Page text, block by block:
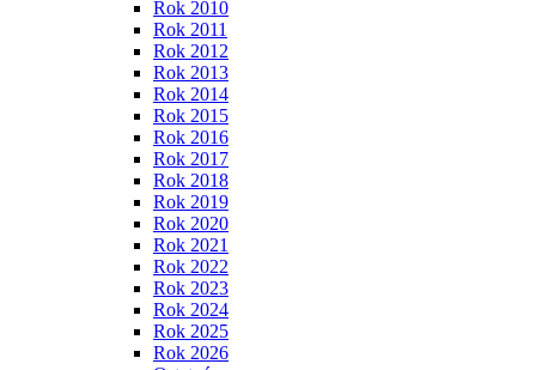
Rok 2010
Rok 2011
Rok 2012
Rok 2013
Rok 2014
Rok 2015
Rok 2016
Rok 2017
Rok 2018
Rok 2019
Rok 2020
Rok 2021
Rok 2022
Rok 2023
Rok 2024
Rok 2025
Rok 2026